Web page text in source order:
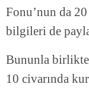
Fonu’nun da
bilgileri de
Bununla
10 civarında